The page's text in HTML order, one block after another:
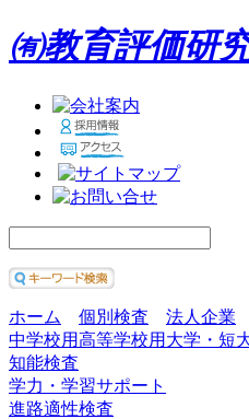
㈲教育評価研
ホーム 個別検査 法人企業
中学校用高等学校用 大学・短
知能検査
学力・学習サポート
進路適性検査